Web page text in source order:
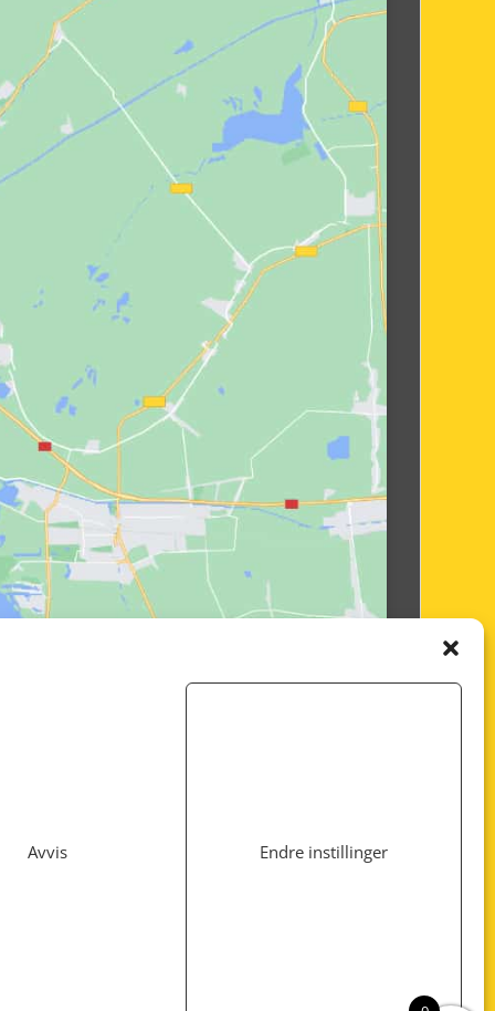
Avvis Endre instillinger